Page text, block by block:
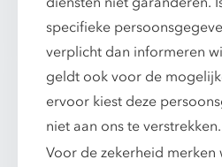
specifieke
verplicht dan informeren
geldt ook voor de
ervoor kiest deze
niet aan ons te verstrekken.
Voor de zekerheid